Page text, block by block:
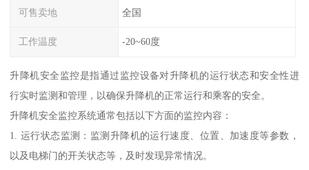
可售卖地 全国
工作温度 -20~60度
升降机安全监控是指通过监控设备对升降机的运行状态和安全性进
行实时监测和管理，以确保升降机的正常运行和乘客的安全。
升降机安全监控系统通常包括以下方面的监控内容：
1. 运行状态监测：监测升降机的运行速度、位置、加速度等参数，
以及电梯门的开关状态等，及时发现异常情况。